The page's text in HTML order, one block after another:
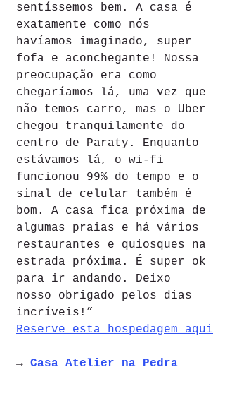
sentíssemos bem. A casa é
exatamente como nós
havíamos imaginado, super
fofa e aconchegante! Nossa
preocupação era como
chegaríamos lá, uma vez que
não temos carro, mas o Uber
chegou tranquilamente do
centro de Paraty. Enquanto
estávamos lá, o wi-fi
funcionou 99% do tempo e o
sinal de celular também é
bom. A casa fica próxima de
algumas praias e há vários
restaurantes e quiosques na
estrada próxima. É super ok
para ir andando. Deixo
nosso obrigado pelos dias
incríveis!”
Reserve esta hospedagem aqui
→ Casa Atelier na Pedra